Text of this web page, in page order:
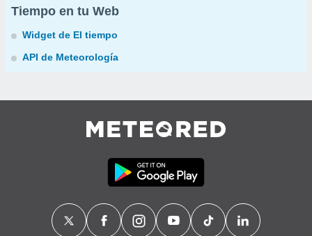
Tiempo en tu Web
Widget de El tiempo
API de Meteorología